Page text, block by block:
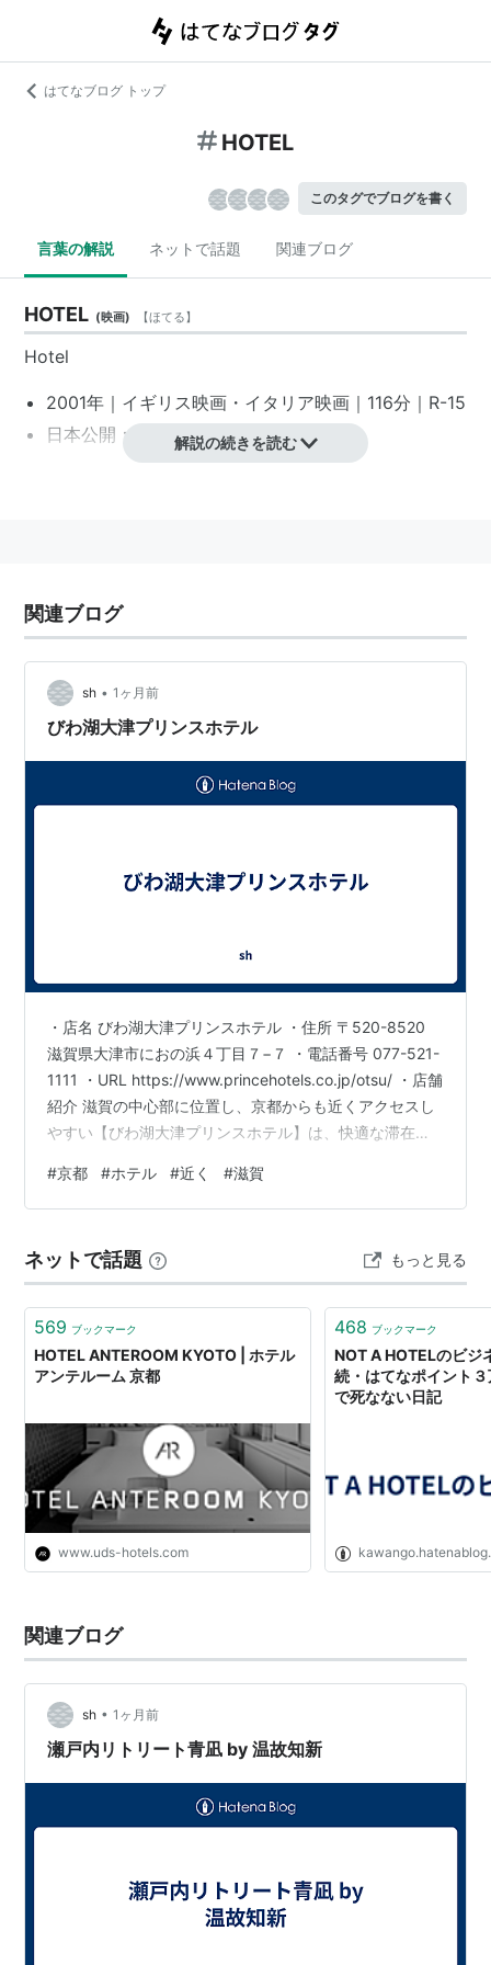
はてなブログ トップ
HOTEL
このタグでブログを書く
言葉の解説 ネットで話題 関連ブログ
HOTEL (映画) 【ほてる】
Hotel
2001年｜ イギリス映画 ・ イタリア映画 ｜116分｜ R-15
日本公開：2003年8月30日
監督・脚本：マイク・フィギス
1990年から2002年までTBSテレビで放送されたテレビ
ドラマ。
原作： 石ノ森章太郎
解説の続きを読む
関連ブログ
sh • 1ヶ月前
びわ湖大津プリンスホテル
・店名 びわ湖大津プリンスホテル ・住所 〒520-8520
滋賀県大津市におの浜４丁目７−７ ・電話番号 077-521-
1111 ・URL https://www.princehotels.co.jp/otsu/ ・店舗
紹介 滋賀の中心部に位置し、京都からも近くアクセスし
やすい【びわ湖大津プリンスホテル】は、快適な滞在を
用スペースでゆったりと過ごせ、観光やビジネスの拠点
として便利な環境を提供しています。湖や周辺の自然を
お楽しみいただけます。 Our hotel in Shiga, near …
#京都 #ホテル #近く #滋賀
ネットで話題 もっと見る
569 ブックマーク
HOTEL ANTEROOM KYOTO | ホテル
アンテルーム 京都
www.uds-hotels.com
468 ブックマーク
NOT A HOTELのビジ
続・はてなポイント
で死なない日記
関連ブログ
sh • 1ヶ月前
瀬戸内リトリート青凪 by 温故知新